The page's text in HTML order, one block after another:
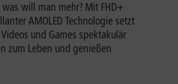
will man mehr? Mit FHD+
AMOLED Technologie setzt
und Games spektakulär
zum Leben und genießen